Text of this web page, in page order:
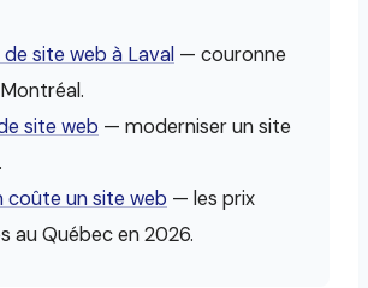
site web à Laval — couronne
site web — moderniser un site
coûte un site web — les prix
au Québec en 2026.